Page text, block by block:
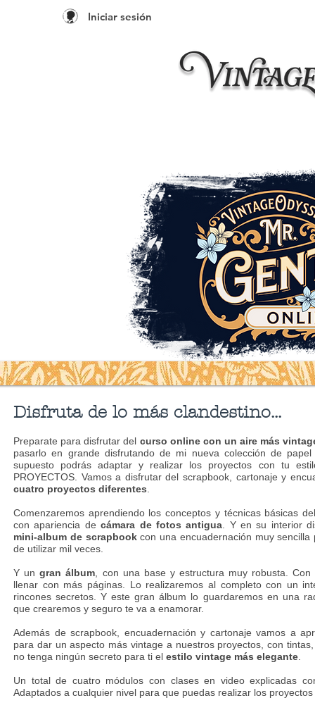
Iniciar sesión
Disfruta de lo más clandestino...
Preparate para disfrutar del curso online con un aire más
pasarlo en grande disfrutando de mi nueva colección de
supuesto podrás adaptar y realizar los proyectos con tu
PROYECTOS. Vamos a disfrutar del scrapbook, cartonaje y
cuatro proyectos diferentes
Comenzaremos aprendiendo los conceptos y técnicas básicas
con apariencia decámara de fotos antigua . Y en su interior
mini-album de scrapbookcon una encuadernación muy
de utilizar mil veces.
Y ungran álbum , con una base y estructura muy robusta.
llenar con más páginas. Lo realizaremos al completo con un
rincones secretos. Y este gran álbum lo guardaremos en una
que crearemos y seguro te va a enamorar.
Además de scrapbook, encuadernación y cartonaje vamos a
para dar un aspecto más vintage a nuestros proyectos, con
no tenga ningún secreto para ti el estilo vintage más elegante
Un total de cuatro módulos con clases en video explicadas
Adaptados a cualquier nivel para que puedas realizar los